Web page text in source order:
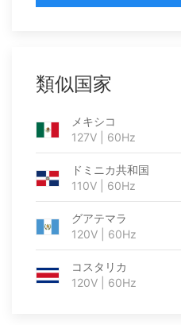
類似国家
メキシコ
127V | 60Hz
ドミニカ共和国
110V | 60Hz
グアテマラ
120V | 60Hz
コスタリカ
120V | 60Hz